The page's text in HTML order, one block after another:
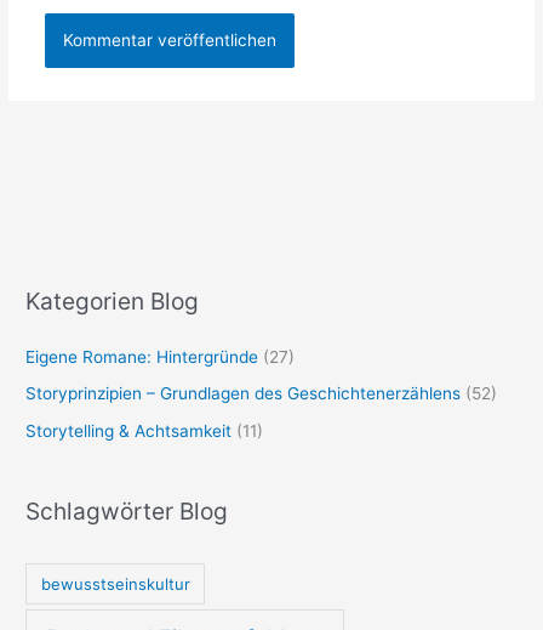
Kategorien Blog
Eigene Romane: Hintergründe (27)
Storyprinzipien – Grundlagen des Geschichtenerzählens (52)
Storytelling & Achtsamkeit (11)
Schlagwörter Blog
bewusstseinskultur